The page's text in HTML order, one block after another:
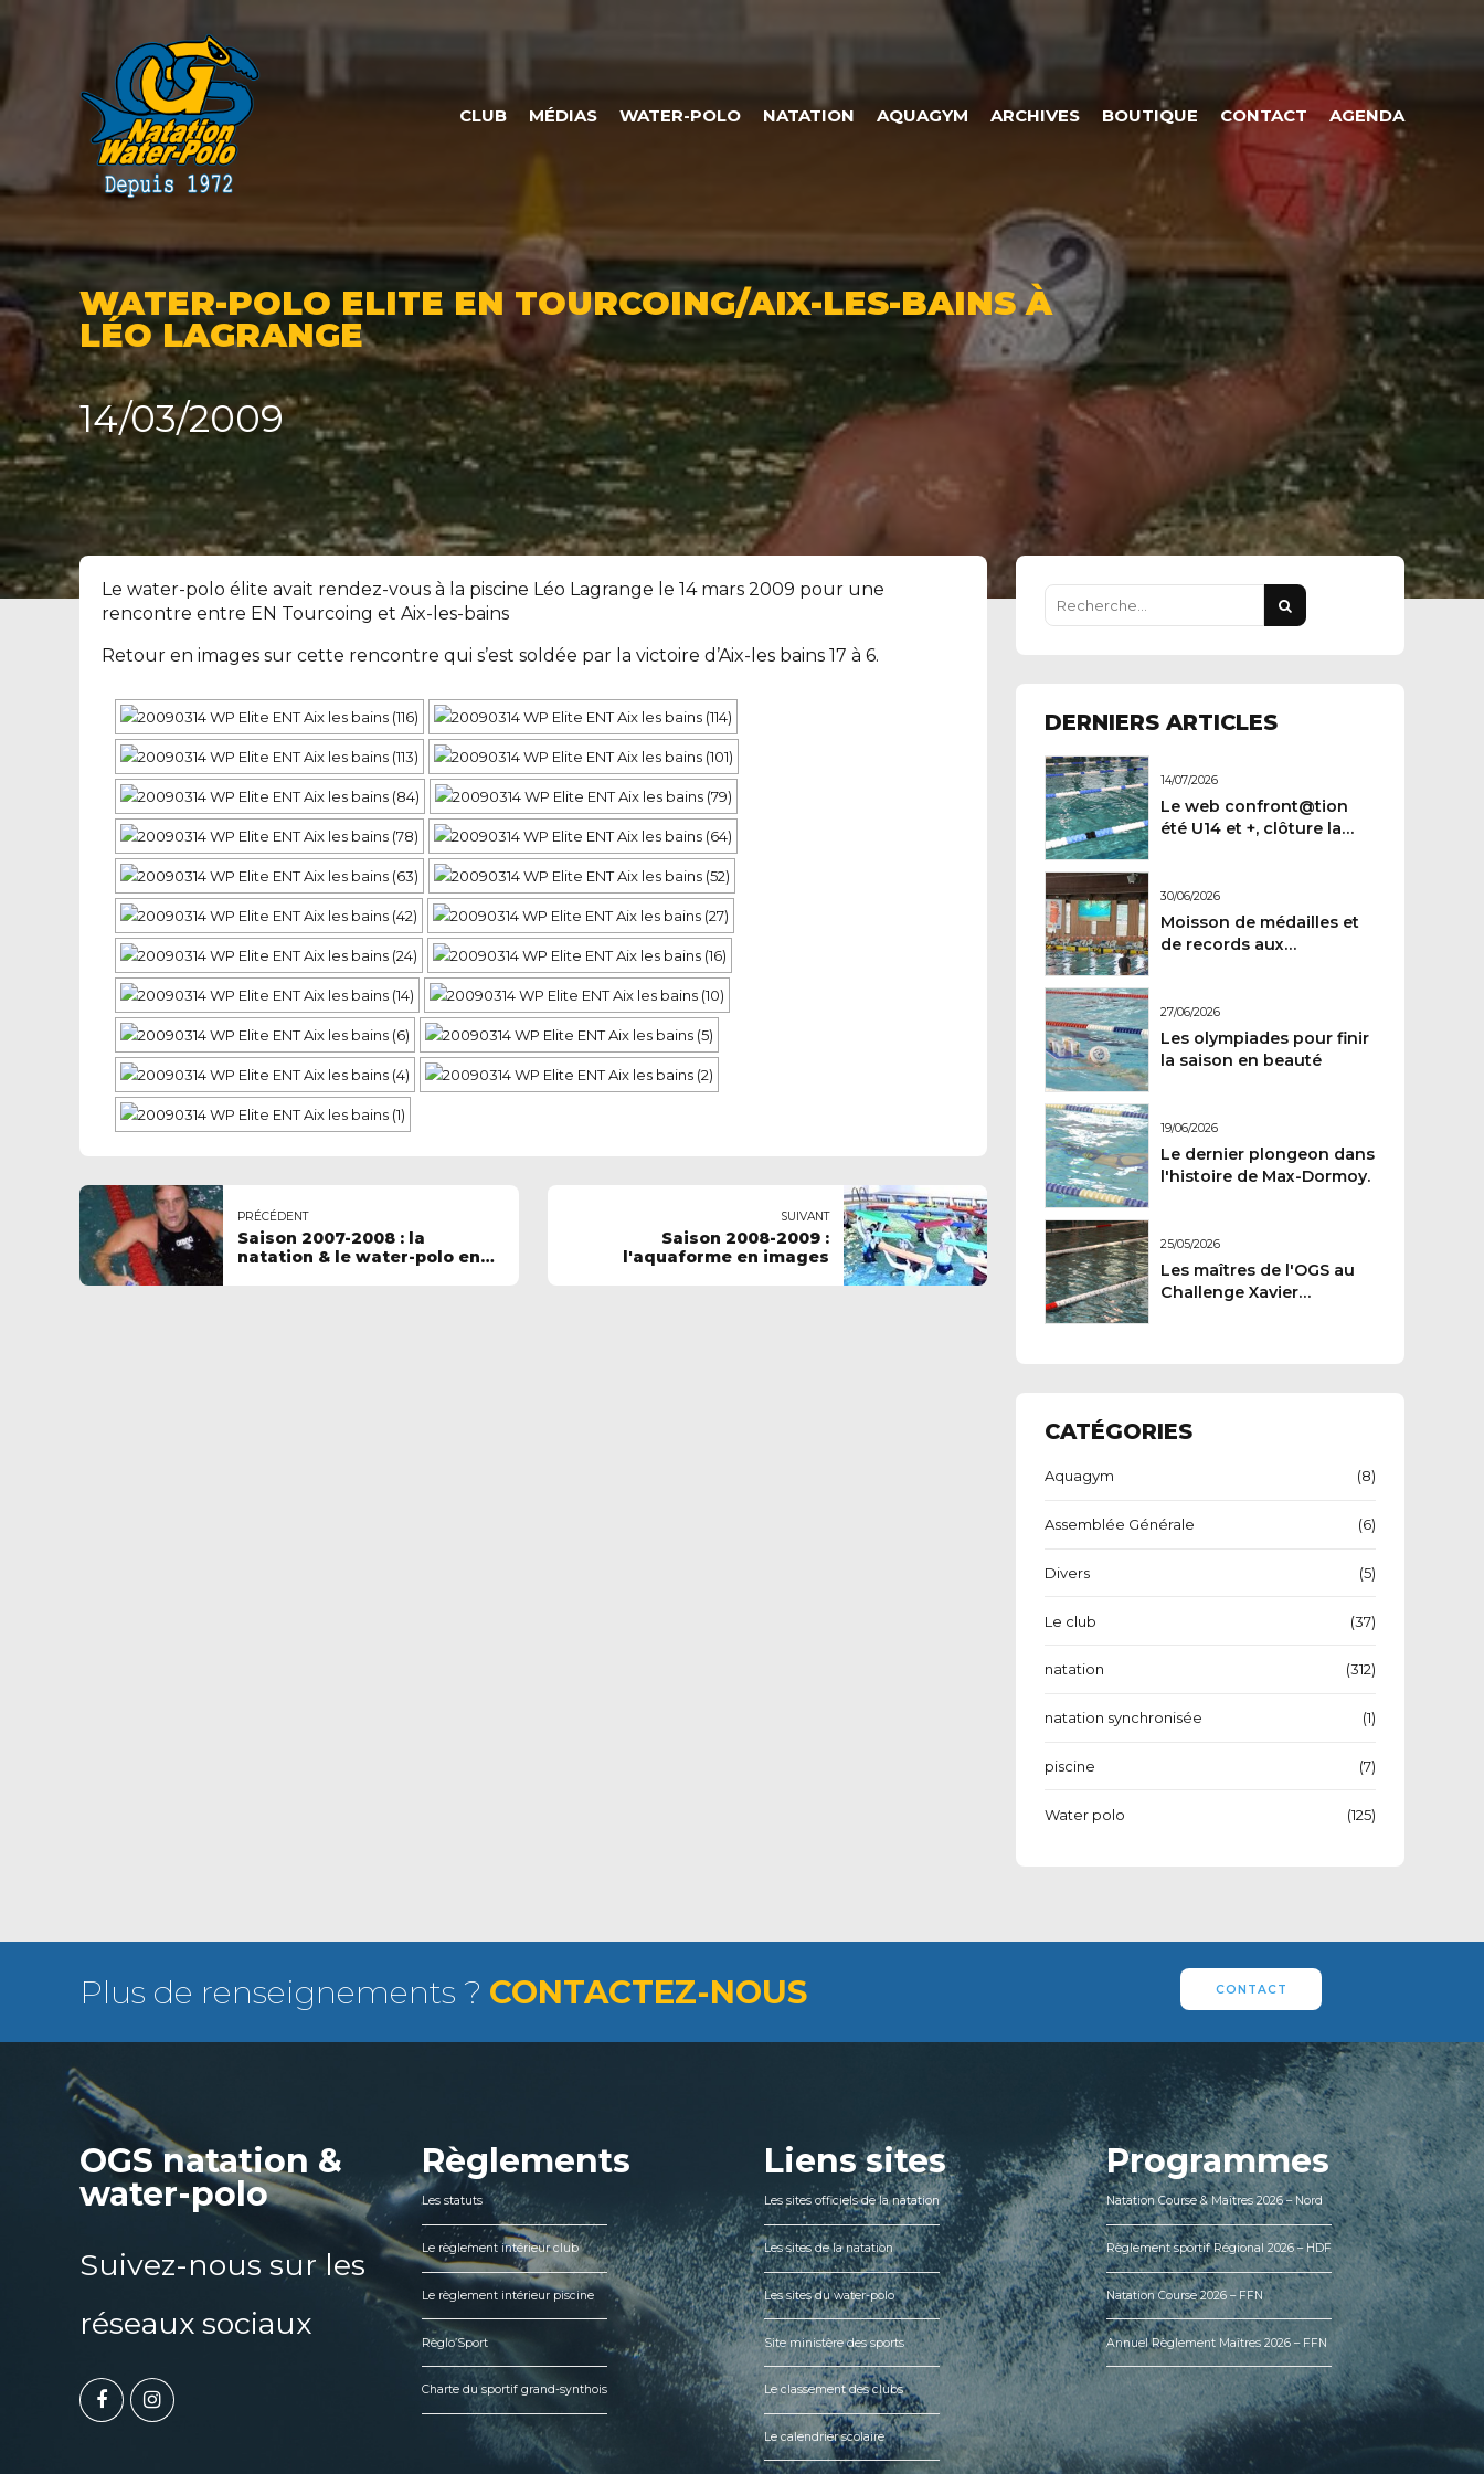
CLUB MÉDIAS WATER-POLO NATATION AQUAGYM ARCHIVES BOUTIQUE CONTACT AGENDA
WATER-POLO ELITE EN TOURCOING/AIX-LES-BAINS À
LÉO LAGRANGE
14/03/2009
Le water-polo élite avait rendez-vous à la piscine Léo Lagrange le 14 mars 2009 pour une
rencontre entre EN Tourcoing et Aix-les-bains
Retour en images sur cette rencontre qui s’est soldée par la victoire d’Aix-les bains 17 à 6.
PRÉCÉDENT
Saison 2007-2008 : la
natation & le water-polo en
SUIVANT
Saison 2008-2009 :
l'aquaforme en images
DERNIERS ARTICLES
14/07/2026
Le web confront@tion
été U14 et +, clôture la
30/06/2026
Moisson de médailles et
de records aux
27/06/2026
Les olympiades pour finir
la saison en beauté
19/06/2026
Le dernier plongeon dans
l'histoire de Max-Dormoy.
25/05/2026
Les maîtres de l'OGS au
Challenge Xavier
CATÉGORIES
Aquagym (8)
Assemblée Générale (6)
Divers (5)
Le club (37)
natation (312)
natation synchronisée (1)
piscine (7)
Water polo (125)
Plus de renseignements ? CONTACTEZ-NOUS CONTACT
OGS natation &
water-polo
Suivez-nous sur les
réseaux sociaux
Règlements
Les statuts
Le règlement intérieur club
Le règlement intérieur piscine
Règlo’Sport
Charte du sportif grand-synthois
Liens sites
Les sites officiels de la natation
Les sites de la natation
Les sites du water-polo
Site ministère des sports
Le classement des clubs
Le calendrier scolaire
Programmes
Natation Course & Maîtres 2026 – Nord
Règlement sportif Régional 2026 – HDF
Natation Course 2026 – FFN
Annuel Règlement Maîtres 2026 – FFN